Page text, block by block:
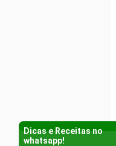
Dicas e Receitas no
whatsapp!